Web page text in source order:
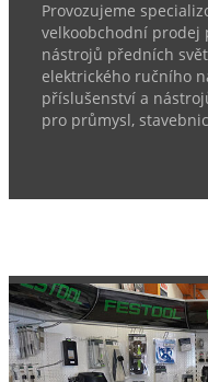
Provozujeme
velkoobchodní prodej
nástrojů předních
elektrického ručního
příslušenství a
pro průmysl,